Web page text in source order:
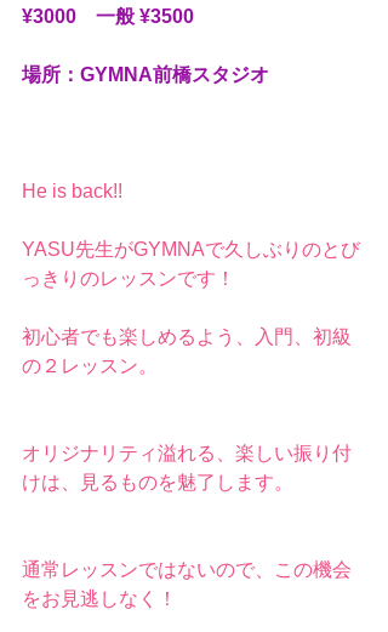
¥3000    一般 ¥3500
場所：GYMNA前橋スタジオ
He is back!!
YASU先生がGYMNAで久しぶりのとび
っきりのレッスンです！
初心者でも楽しめるよう、入門、初級
の２レッスン。
オリジナリティ溢れる、楽しい振り付
けは、見るものを魅了します。
通常レッスンではないので、この機会
をお見逃しなく！